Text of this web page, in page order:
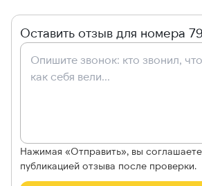
Оставить отзыв для номера
Нажимая «Отправить», вы
публикацией отзыва после проверки.